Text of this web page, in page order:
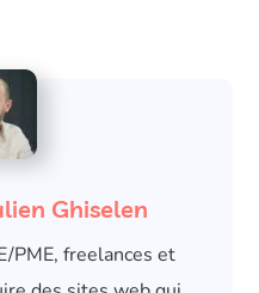
Ghiselen
PME, freelances et